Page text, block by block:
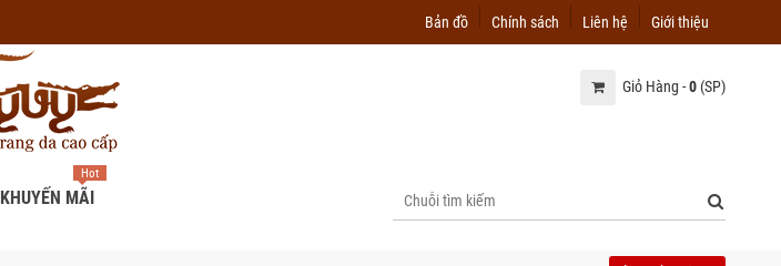
Bản đồ Chính sách Liên hệ Giới thiệu
Giỏ Hàng -0(SP)
KHUYẾN MÃI
Hot